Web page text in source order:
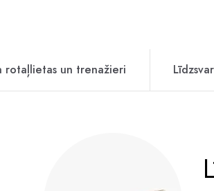
rotaļlietas un trenažieri